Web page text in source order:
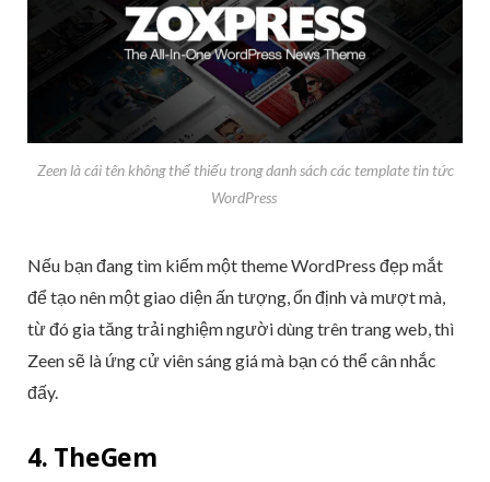
Zeen là cái tên không thể thiếu trong danh sách các template tin tức
WordPress
Nếu bạn đang tìm kiếm một theme WordPress đẹp mắt
để tạo nên một giao diện ấn tượng, ổn định và mượt mà,
từ đó gia tăng trải nghiệm người dùng trên trang web, thì
Zeen sẽ là ứng cử viên sáng giá mà bạn có thể cân nhắc
đấy.
4. TheGem